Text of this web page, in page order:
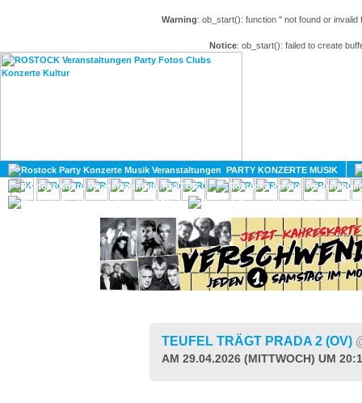
Warning: ob_start(): function '' not found or
Notice: ob_start(): failed to create
PARTY KONZERTE MUSIK
KULTUR
GAY
TEUFEL TRÄGT PRADA 2 (OV)
AM 29.04.2026 (MITTWOCH) UM